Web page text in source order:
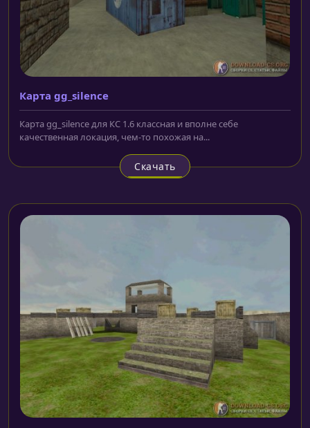
Карта gg_silence
Карта gg_silence для КС 1.6 классная и вполне себе
качественная локация, чем-то похожая на...
Скачать